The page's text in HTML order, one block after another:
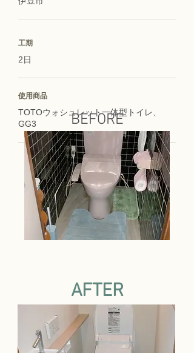
工期
2日
使用商品
TOTOウォシュレット一体型トイレ、
GG3
BEFORE
AFTER